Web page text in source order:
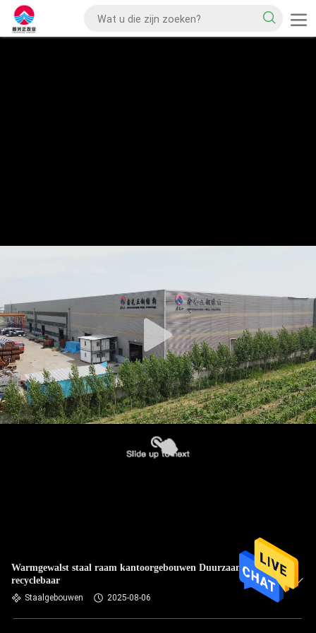
Warmgewalst staal raam kantoorgebouwen Duurzaam
recyclebaar
Staalgebouwen 2025-08-06